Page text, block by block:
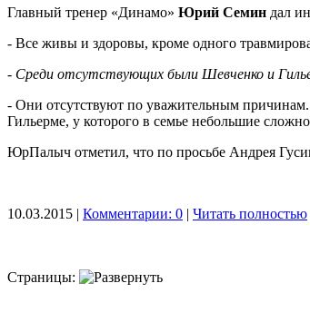
Главный тренер «Динамо» Юрий Семин дал
- Все живы и здоровы, кроме одного
- Среди отсутствующих были Шевченко и
- Они отсутствуют по уважительным
Гильерме, у которого в семье небольшие
ЮрПалыч отметил, что по просьбе Андрея
10.03.2015 | Комментарии: 0 | Читать полностью
Страницы: